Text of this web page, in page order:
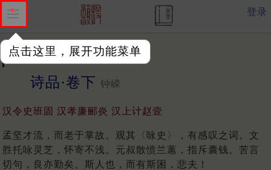
点击这里，展开功能菜单
登录
总目录 目录 上篇
诗品·卷下 钟嵘
汉令史班固 汉孝廉郦炎 汉上计赵壹
孟坚才流，而老于掌故。观其〈咏史〉，有感叹之词。文
胜托咏灵芝，怀寄不浅。元叔散愤兰蕙，指斥囊钱。苦言
切句，良亦勤矣。斯人也，而有斯困，悲夫！